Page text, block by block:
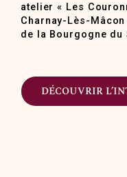
atelier « Les
Charnay-Lès-
de la Bourgogne du
DÉCOUVRIR